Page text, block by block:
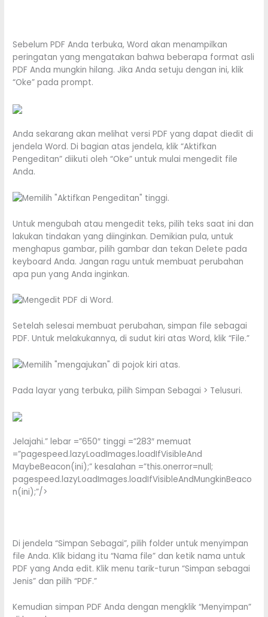
Sebelum PDF Anda terbuka, Word akan menampilkan
peringatan yang mengatakan bahwa beberapa format asli
PDF Anda mungkin hilang. Jika Anda setuju dengan ini, klik
“Oke” pada prompt.
Anda sekarang akan melihat versi PDF yang dapat diedit di
jendela Word. Di bagian atas jendela, klik “Aktifkan
Pengeditan” diikuti oleh “Oke” untuk mulai mengedit file
Anda.
Untuk mengubah atau mengedit teks, pilih teks saat ini dan
lakukan tindakan yang diinginkan. Demikian pula, untuk
menghapus gambar, pilih gambar dan tekan Delete pada
keyboard Anda. Jangan ragu untuk membuat perubahan
apa pun yang Anda inginkan.
Setelah selesai membuat perubahan, simpan file sebagai
PDF. Untuk melakukannya, di sudut kiri atas Word, klik “File.”
Pada layar yang terbuka, pilih Simpan Sebagai > Telusuri.
Jelajahi.” lebar =”650″ tinggi =”283″ memuat
=”pagespeed.lazyLoadImages.loadIfVisibleAnd
MaybeBeacon(ini);” kesalahan =”this.onerror=null;
pagespeed.lazyLoadImages.loadIfVisibleAndMungkinBeaco
n(ini);”/>
Di jendela “Simpan Sebagai”, pilih folder untuk menyimpan
file Anda. Klik bidang itu “Nama file” dan ketik nama untuk
PDF yang Anda edit. Klik menu tarik-turun “Simpan sebagai
Jenis” dan pilih “PDF.”
Kemudian simpan PDF Anda dengan mengklik “Menyimpan”